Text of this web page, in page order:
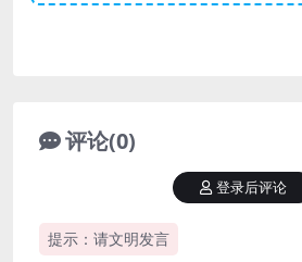
评论(0)
提示：请文明发言
登录后评论